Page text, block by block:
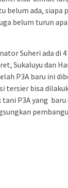
belum ada, siapa
belum turun
Suheri ada di 4
Sukaluyu dan
P3A baru ini
tersier bisa
P3A yang